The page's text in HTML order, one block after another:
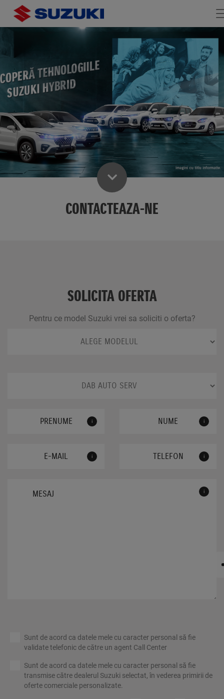
CONTACTEAZA-NE
SOLICITA OFERTA
Pentru ce model Suzuki vrei sa soliciti o oferta?
i i
i i
i
Sunt de acord ca datele mele cu caracter personal să fie
validate telefonic de către un agent Call Center
Sunt de acord ca datele mele cu caracter personal să fie
transmise către dealerul Suzuki selectat, în vederea primirii de
oferte comerciale personalizate.